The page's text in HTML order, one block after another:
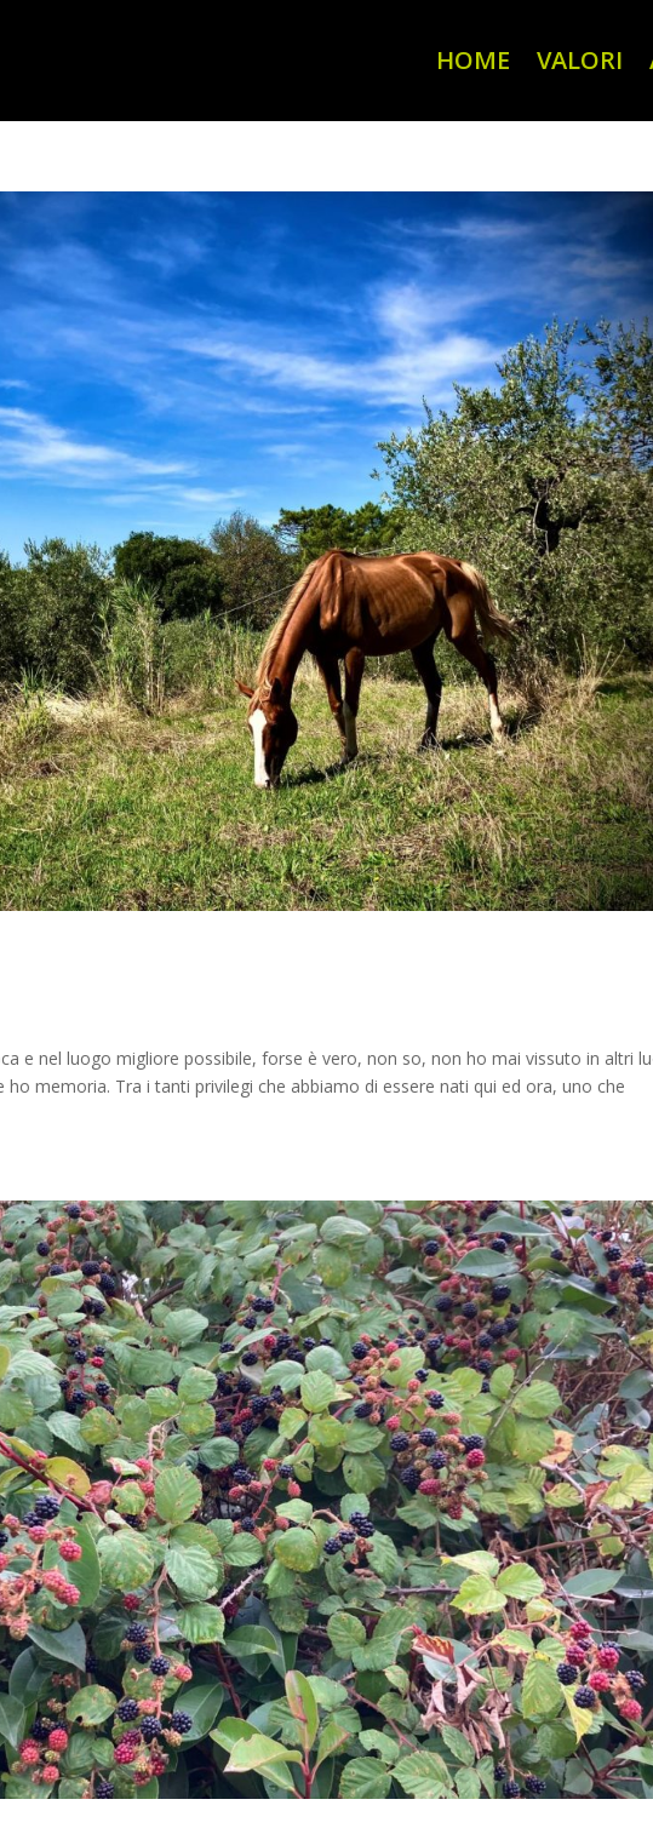
HOME VALORI
e nel luogo migliore possibile, forse è vero, non so, non ho mai vissuto in altri
memoria. Tra i tanti privilegi che abbiamo di essere nati qui ed ora, uno che